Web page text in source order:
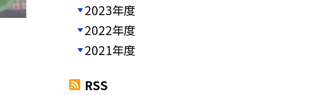
2023年度
2022年度
2021年度
RSS